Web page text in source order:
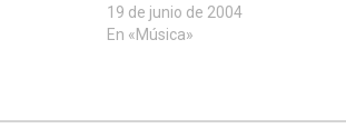
19 de junio de 2004
En «Música»